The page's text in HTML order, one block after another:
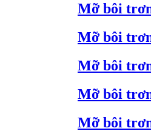
Mỡ bôi
Mỡ bôi
Mỡ bôi
Mỡ bôi
Mỡ bôi